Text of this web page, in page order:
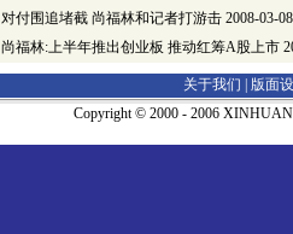
对付围追堵截 尚福林和记者打游击 2008-03-08
尚福林:上半年推出创业板 推动红筹A股上市
关于我们 | 版面
Copyright © 2000 - 2006